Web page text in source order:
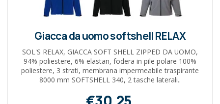
Giacca da uomo softshell RELAX
SOL'S RELAX, GIACCA SOFT SHELL ZIPPED DA UOMO,
94% poliestere, 6% elastan, fodera in pile polare 100%
poliestere, 3 strati, membrana impermeabile traspirante
8000 mm SOFTSHELL 340, 2 tasche laterali..